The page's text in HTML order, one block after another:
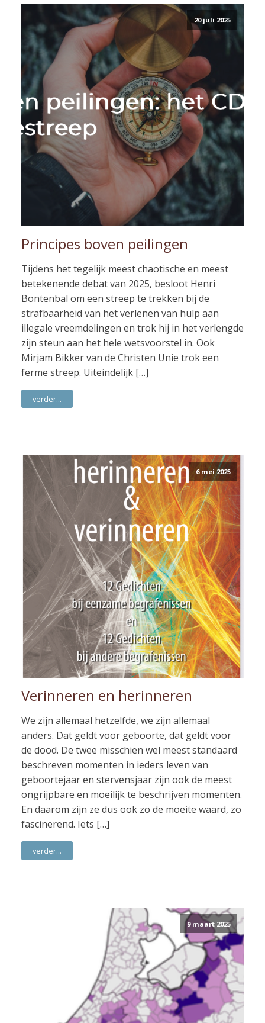
20 juli 2025
Principes boven peilingen
Tijdens het tegelijk meest chaotische en meest
betekenende debat van 2025, besloot Henri
Bontenbal om een streep te trekken bij de
strafbaarheid van het verlenen van hulp aan
illegale vreemdelingen en trok hij in het verlengde
zijn steun aan het hele wetsvoorstel in. Ook
Mirjam Bikker van de Christen Unie trok een
ferme streep. Uiteindelijk […]
verder...
6 mei 2025
Verinneren en herinneren
We zijn allemaal hetzelfde, we zijn allemaal
anders. Dat geldt voor geboorte, dat geldt voor
de dood. De twee misschien wel meest standaard
beschreven momenten in ieders leven van
geboortejaar en stervensjaar zijn ook de meest
ongrijpbare en moeilijk te beschrijven momenten.
En daarom zijn ze dus ook zo de moeite waard, zo
fascinerend. Iets […]
verder...
9 maart 2025